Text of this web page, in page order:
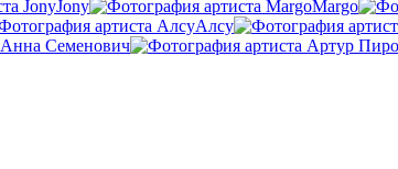
Jony
Margo
Алсу
Анна Семенович